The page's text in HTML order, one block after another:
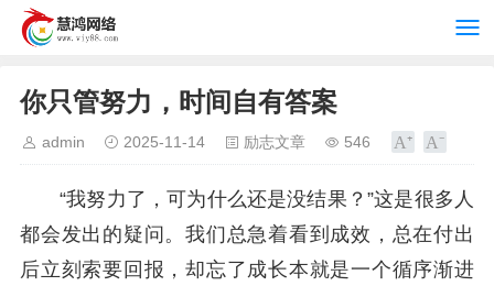
你只管努力，时间自有答案
admin 2025-11-14 励志文章 546
“我努力了，可为什么还是没结果？”这是很多人
都会发出的疑问。我们总急着看到成效，总在付出
后立刻索要回报，却忘了成长本就是一个循序渐进